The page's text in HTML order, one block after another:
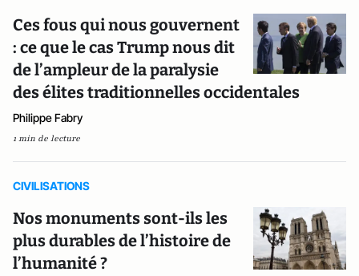
Ces fous qui nous gouvernent
: ce que le cas Trump nous dit
de l’ampleur de la paralysie
des élites traditionnelles occidentales
Philippe Fabry
1 min de lecture
CIVILISATIONS
Nos monuments sont-ils les
plus durables de l’histoire de
l’humanité ?